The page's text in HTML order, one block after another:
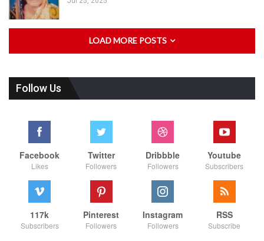
LOAD MORE POSTS
Follow Us
Facebook
Likes
Twitter
Followers
Dribbble
Followers
Youtube
Subscribers
117k
Subscribers
Pinterest
Followers
Instagram
Followers
RSS
Subscribe